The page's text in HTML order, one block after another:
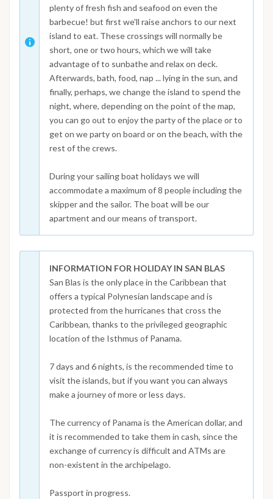
plenty of fresh fish and seafood on even the
barbecue! but first we'll raise anchors to our next
island to eat. These crossings will normally be
short, one or two hours, which we will take
advantage of to sunbathe and relax on deck.
Afterwards, bath, food, nap ... lying in the sun, and
finally, perhaps, we change the island to spend the
night, where, depending on the point of the map,
you can go out to enjoy the party of the place or to
get on we party on board or on the beach, with the
rest of the crews.
During your sailing boat holidays we will
accommodate a maximum of 8 people including the
skipper and the sailor. The boat will be our
apartment and our means of transport.
INFORMATION FOR HOLIDAY IN SAN BLAS
San Blas is the only place in the Caribbean that
offers a typical Polynesian landscape and is
protected from the hurricanes that cross the
Caribbean, thanks to the privileged geographic
location of the Isthmus of Panama.
7 days and 6 nights, is the recommended time to
visit the islands, but if you want you can always
make a journey of more or less days.
The currency of Panama is the American dollar, and
it is recommended to take them in cash, since the
exchange of currency is difficult and ATMs are
non-existent in the archipelago.
Passport in progress.